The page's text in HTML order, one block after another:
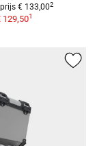
€ 133,002
129,501